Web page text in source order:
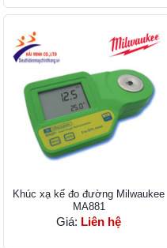
Khúc xạ kế đo đường Milwaukee
MA881
Giá: Liên hệ